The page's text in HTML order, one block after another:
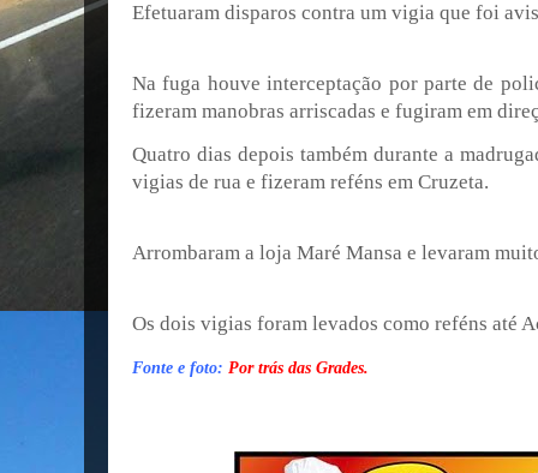
Efetuaram disparos contra um vigia que foi
Na fuga houve interceptação por parte de
fizeram manobras arriscadas e fugiram em
Quatro dias depois também durante a
vigias de rua e fizeram reféns em Cruzeta.
Arrombaram a loja Maré Mansa e levaram
Os dois vigias foram levados como reféns até
Fonte e foto: Por trás das Grades.